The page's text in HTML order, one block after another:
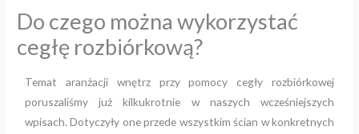
Do czego można wykorzystać
cegłę rozbiórkową?
Temat aranżacji wnętrz przy pomocy cegły rozbiórkowej
poruszaliśmy już kilkukrotnie w naszych wcześniejszych
wpisach. Dotyczyły one przede wszystkim ścian w konkretnych